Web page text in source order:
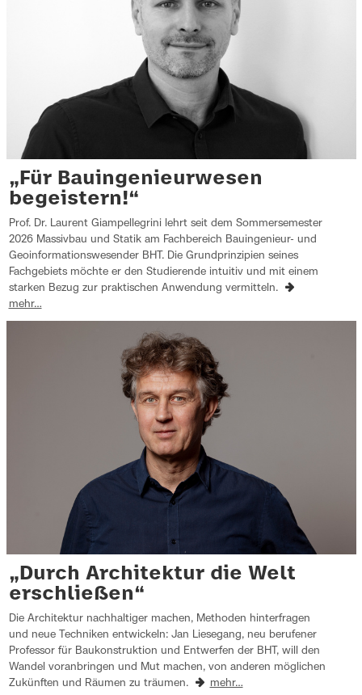
„Für Bauingenieurwesen
begeistern!“
Prof. Dr. Laurent Giampellegrini lehrt seit dem Sommersemester
2026 Massivbau und Statik am Fachbereich Bauingenieur- und
Geoinformationswesender BHT. Die Grundprinzipien seines
Fachgebiets möchte er den Studierende intuitiv und mit einem
starken Bezug zur praktischen Anwendung vermitteln.
mehr…
„Durch Architektur die Welt
erschließen“
Die Architektur nachhaltiger machen, Methoden hinterfragen
und neue Techniken entwickeln: Jan Liesegang, neu berufener
Professor für Baukonstruktion und Entwerfen der BHT, will den
Wandel voranbringen und Mut machen, von anderen möglichen
Zukünften und Räumen zu träumen.
mehr…